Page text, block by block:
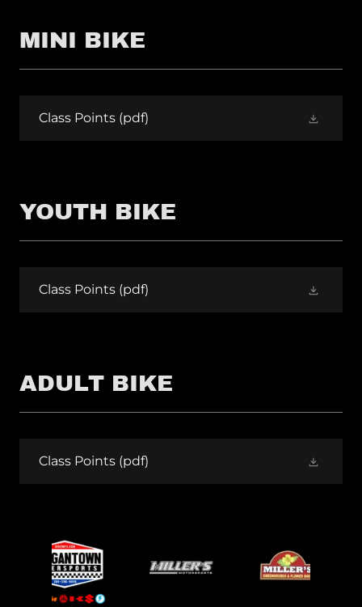
MINI BIKE
Class Points (pdf)
YOUTH BIKE
Class Points (pdf)
ADULT BIKE
Class Points (pdf)